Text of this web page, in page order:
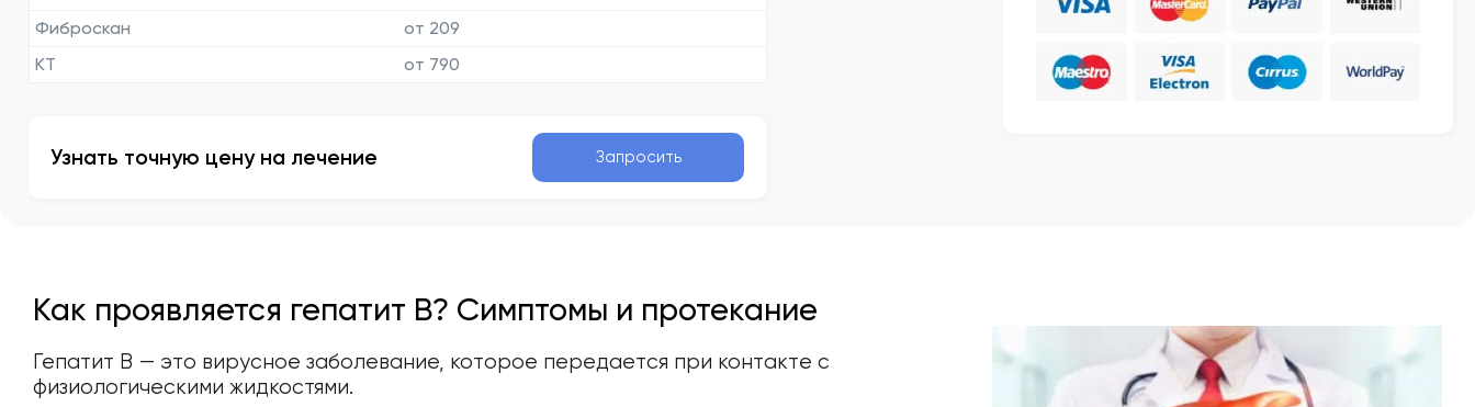
Фиброскан
от 209
КТ
от 790
Узнать точную цену на лечение Запросить
Как проявляется гепатит B? Симптомы и протекание
Гепатит В — это вирусное заболевание, которое передается при контакте с
физиологическими жидкостями.